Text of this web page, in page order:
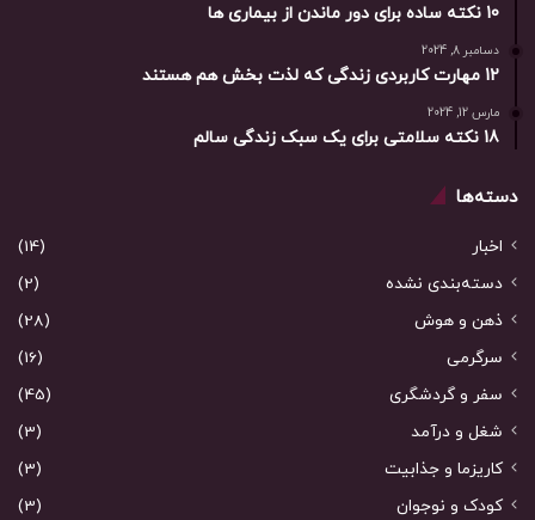
10 نکته ساده برای دور ماندن از بیماری ها
دسامبر 8, 2024
12 مهارت کاربردی زندگی که لذت بخش هم هستند
مارس 12, 2024
18 نکته سلامتی برای یک سبک زندگی سالم
دسته‌ها
اخبار
(14)
دسته‌بندی نشده
(2)
ذهن و هوش
(28)
سرگرمی
(16)
سفر و گردشگری
(45)
شغل و درآمد
(3)
کاریزما و جذابیت
(3)
کودک و نوجوان
(3)